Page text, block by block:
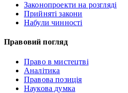
Законопроекти на розгляді
Прийняті закони
Набули чинності
Правовий погляд
Право в мистецтві
Аналітика
Правова позиція
Наукова думка